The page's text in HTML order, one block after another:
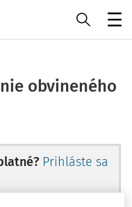
obvineného
Prihláste sa